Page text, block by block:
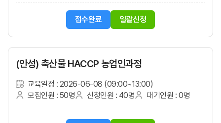
접수완료 일괄신청
(안성) 축산물 HACCP 농업인과정
교육일정 : 2026-06-08 (09:00~13:00)
모집인원 : 50명
신청인원 : 40명 대기인원 : 0명